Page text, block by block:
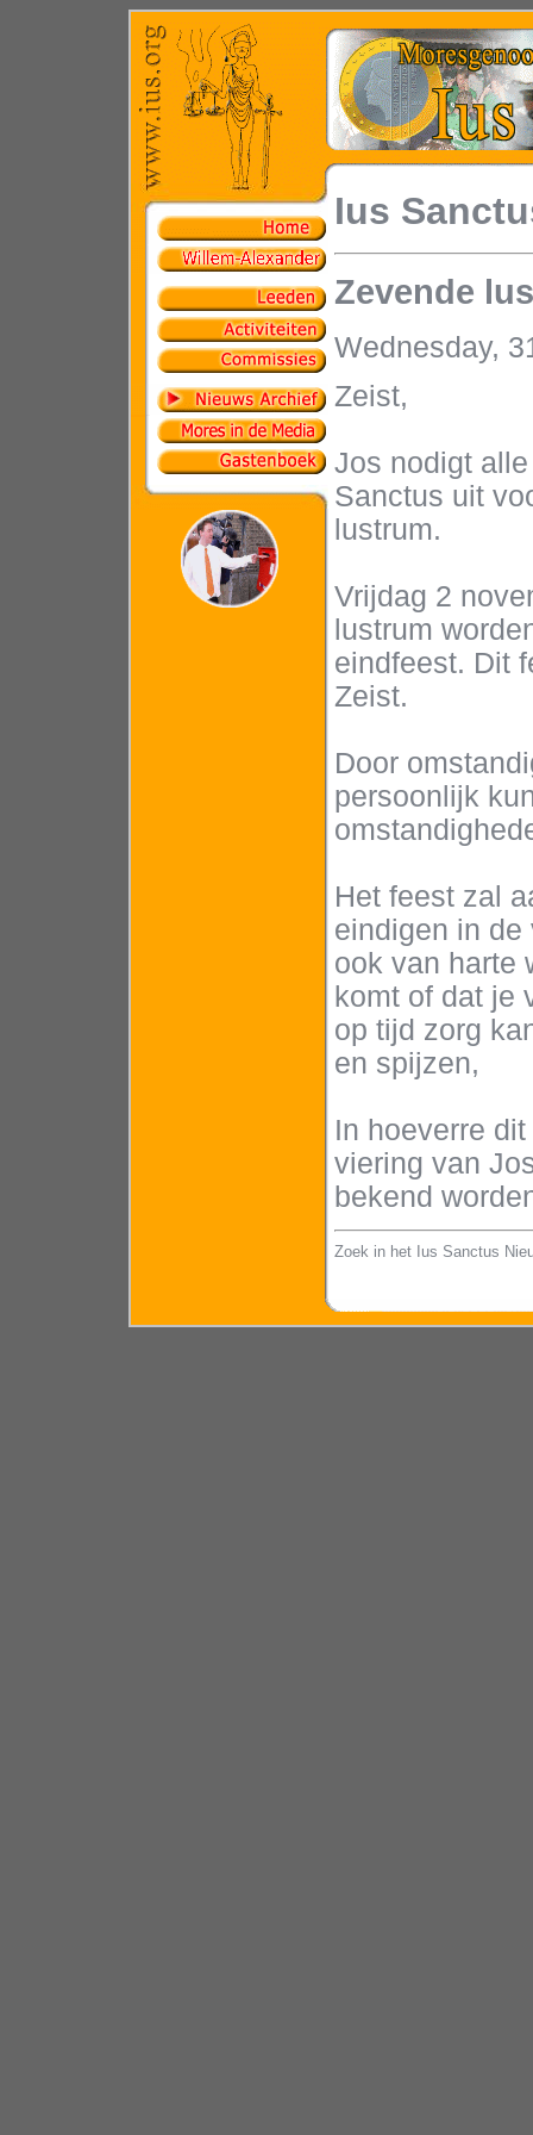
Ius
Zevende
Wednesday,
Zeist,
Jos nodigt
Sanctus uit
lustrum.
Vrijdag 2
lustrum
eindfeest. Dit
Zeist.
Door
persoonlijk
Het feest zal
eindigen in de
ook van harte
komt of dat je
op tijd zorg
en spijzen,
In hoeverre
viering van
bekend
Zoek in het Ius Sanctus